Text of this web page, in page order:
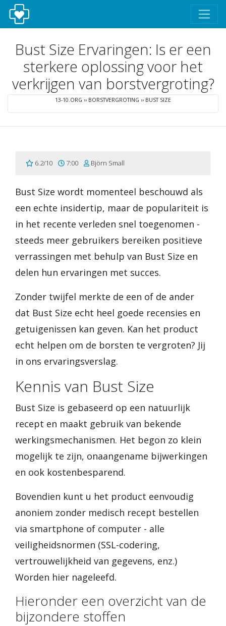
Bust Size Ervaringen: Is er een
sterkere oplossing voor het
verkrijgen van borstvergroting?
13-10.ORG ›› BORSTVERGROTING ›› BUST SIZE
6.2/10 7:00 Björn Small
Bust Size wordt momenteel beschouwd als
een echte insidertip, maar de populariteit is
in het recente verleden snel toegenomen -
steeds meer gebruikers bereiken positieve
verrassingen met behulp van Bust Size en
delen hun ervaringen met succes.
Zonder twijfel merkte de een of de ander
dat Bust Size echt heel goede recensies en
getuigenissen kan geven. Kan het product
echt helpen om de borsten te vergroten? Jij
in ons ervaringsverslag.
Kennis van Bust Size
Bust Size is gebaseerd op een natuurlijk
recept en maakt gebruik van bekende
werkingsmechanismen. Het begon zo klein
mogelijk te zijn, onaangename bijwerkingen
en ook kostenbesparend.
Bovendien kunt u het product eenvoudig
anoniem zonder medisch recept bestellen
via smartphone of computer - alle
veiligheidsnormen (SSL-codering,
vertrouwelijkheid van gegevens, enz.)
Worden hier nageleefd.
Hieronder een overzicht van de
bijzondere stoffen